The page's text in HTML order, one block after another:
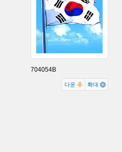
704054B
다운 확대